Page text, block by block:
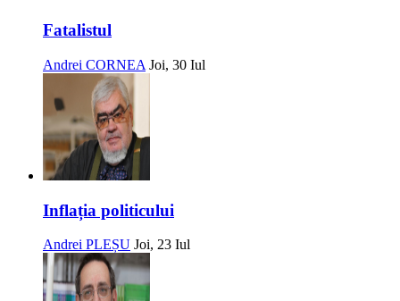
Fatalistul
Andrei CORNEA Joi, 30 Iul
Inflația politicului
Andrei PLEȘU Joi, 23 Iul